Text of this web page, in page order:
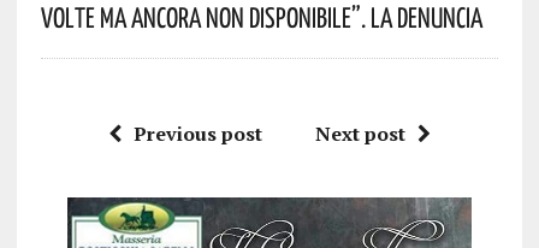
Volte Ma Ancora Non Disponibile”. La Denuncia
Previous post Next post